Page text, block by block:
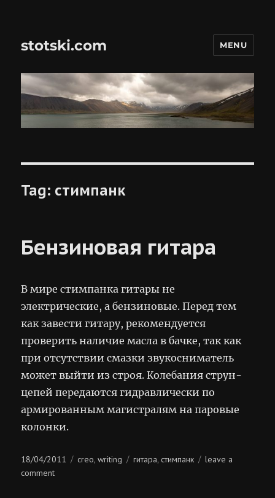
stotski.com MENU
Tag: стимпанк
Бензиновая гитара
В мире стимпанка гитары не
электрические, а бензиновые. Перед тем
как завести гитару, рекомендуется
проверить наличие масла в бачке, так как
при отсутствии смазки звукосниматель
может выйти из строя. Колебания струн-
цепей передаются гидравлически по
армированным магистралям на паровые
колонки.
Posted
on
18/04/2011 Categories
creo,writing Tags
гитара,стимпанк
leave a
commenton